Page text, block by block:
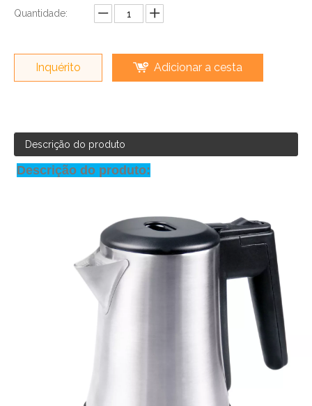
Quantidade:
Inquérito Adicionar a cesta
Descrição do produto
Descrição do produto: